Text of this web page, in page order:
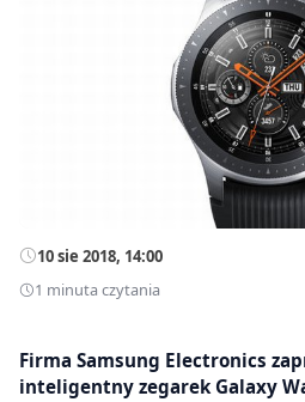
10 sie 2018, 14:00
1 minuta czytania
Firma Samsung Electronics
inteligentny zegarek Galaxy